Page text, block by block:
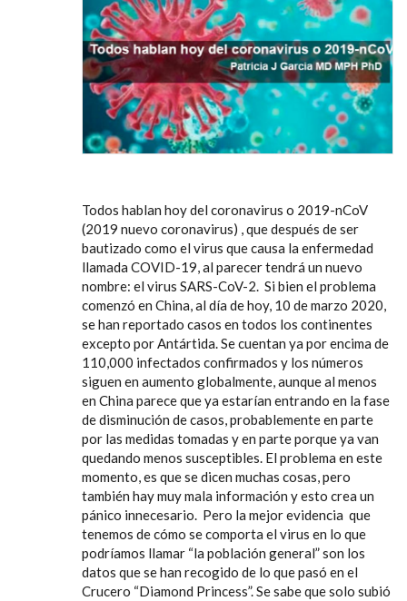
Todos hablan hoy del coronavirus o 2019-nCoV
(2019 nuevo coronavirus) , que después de ser
bautizado como el virus que causa la enfermedad
llamada COVID-19, al parecer tendrá un nuevo
nombre: el virus SARS-CoV-2. Si bien el problema
comenzó en China, al día de hoy, 10 de marzo 2020,
se han reportado casos en todos los continentes
excepto por Antártida. Se cuentan ya por encima de
110,000 infectados confirmados y los números
siguen en aumento globalmente, aunque al menos
en China parece que ya estarían entrando en la fase
de disminución de casos, probablemente en parte
por las medidas tomadas y en parte porque ya van
quedando menos susceptibles. El problema en este
momento, es que se dicen muchas cosas, pero
también hay muy mala información y esto crea un
pánico innecesario. Pero la mejor evidencia que
tenemos de cómo se comporta el virus en lo que
podríamos llamar “la población general” son los
datos que se han recogido de lo que pasó en el
Crucero “Diamond Princess”. Se sabe que solo subió